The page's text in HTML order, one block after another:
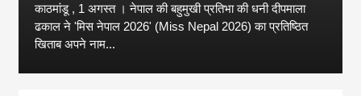
काठमांडू , 1 अगस्त । नेपाल की बहुमुखी प्रतिभा की धनी दीपमाला
ढकाल ने 'मिस नेपाल 2026' (Miss Nepal 2026) का प्रतिष्ठित
खिताब अपने नाम...